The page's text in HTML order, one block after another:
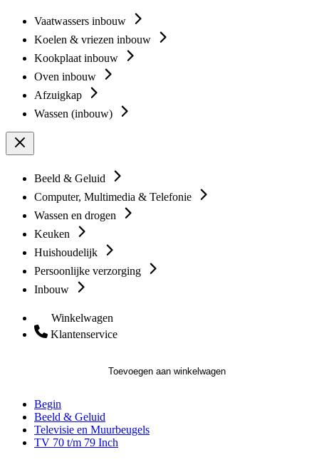
Vaatwassers inbouw
Koelen & vriezen inbouw
Kookplaat inbouw
Oven inbouw
Afzuigkap
Wassen (inbouw)
Beeld & Geluid
Computer, Multimedia & Telefonie
Wassen en drogen
Keuken
Huishoudelijk
Persoonlijke verzorging
Inbouw
Winkelwagen
Klantenservice
Toevoegen aan winkelwagen
Begin
Beeld & Geluid
Televisie en Muurbeugels
TV 70 t/m 79 Inch